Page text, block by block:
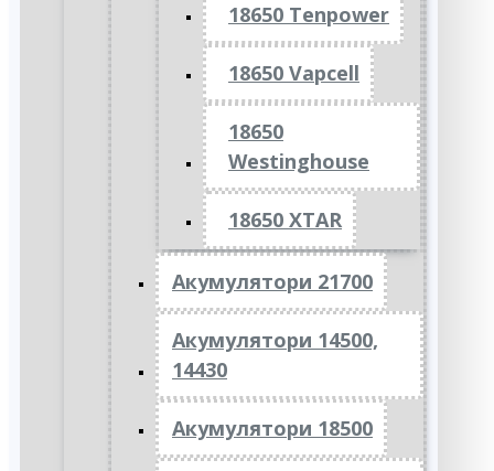
18650 Tenpower
18650 Vapcell
18650
Westinghouse
18650 XTAR
Акумулятори 21700
Акумулятори 14500,
14430
Акумулятори 18500